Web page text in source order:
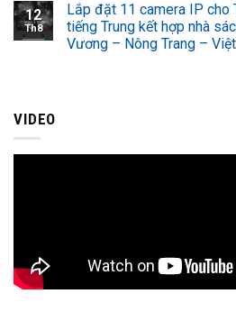
12
Th8
Lắp đặt 11 camera IP cho
tiếng Trung kết hợp nhà
Vương – Nông Trang –
VIDEO